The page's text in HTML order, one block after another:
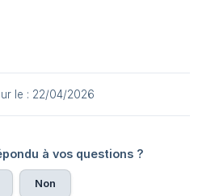
le : 22/04/2026
à vos questions ?
Non